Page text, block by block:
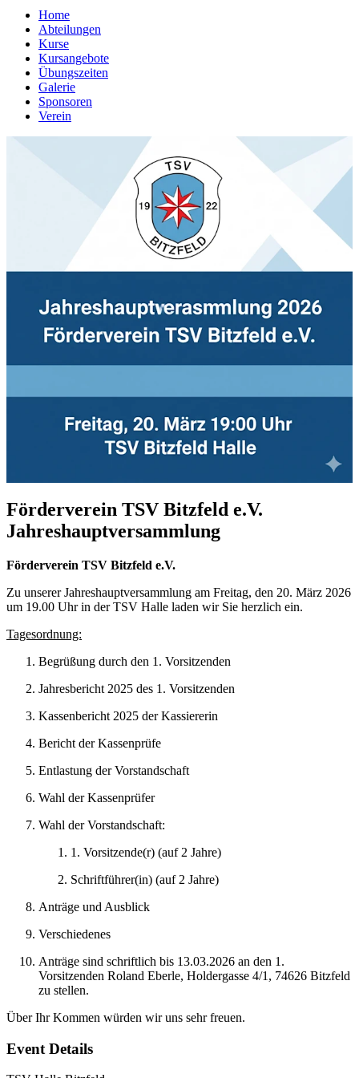
Home
Abteilungen
Kurse
Kursangebote
Übungszeiten
Galerie
Sponsoren
Verein
Förderverein TSV Bitzfeld e.V.
Jahreshauptversammlung
Förderverein TSV Bitzfeld e.V.
Zu unserer Jahreshauptversammlung am Freitag, den 20. März 2026
um 19.00 Uhr in der TSV Halle laden wir Sie herzlich ein.
Tagesordnung:
Begrüßung durch den 1. Vorsitzenden
Jahresbericht 2025 des 1. Vorsitzenden
Kassenbericht 2025 der Kassiererin
Bericht der Kassenprüfe
Entlastung der Vorstandschaft
Wahl der Kassenprüfer
Wahl der Vorstandschaft:
1. Vorsitzende(r) (auf 2 Jahre)
Schriftführer(in) (auf 2 Jahre)
Anträge und Ausblick
Verschiedenes
Anträge sind schriftlich bis 13.03.2026 an den 1.
Vorsitzenden Roland Eberle, Holdergasse 4/1, 74626 Bitzfeld
zu stellen.
Über Ihr Kommen würden wir uns sehr freuen.
Event Details